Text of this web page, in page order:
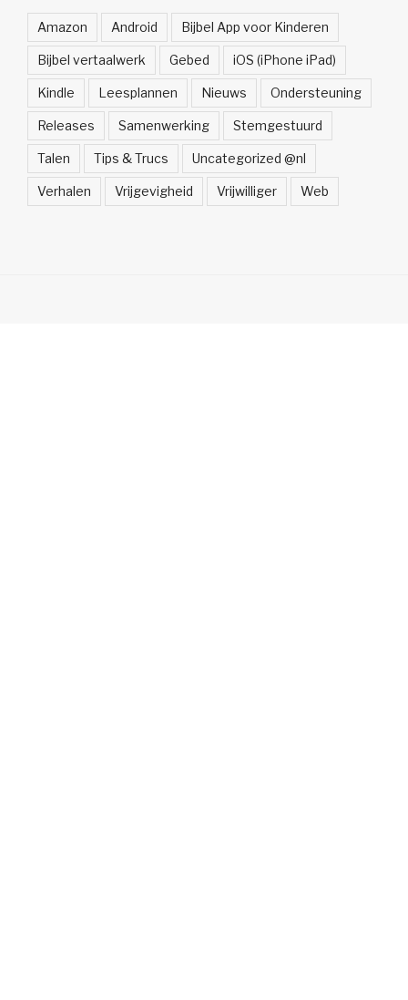
Amazon Android Bijbel App voor Kinderen
Bijbel vertaalwerk Gebed iOS (iPhone iPad)
Kindle Leesplannen Nieuws Ondersteuning
Releases Samenwerking Stemgestuurd
Talen Tips & Trucs Uncategorized @nl
Verhalen Vrijgevigheid Vrijwilliger Web